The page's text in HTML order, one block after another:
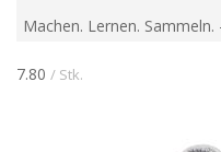
Machen. Lernen.
der Crystal Art Wildlife
Crystal Art Wildlife Buddies
7.80 / Stk.